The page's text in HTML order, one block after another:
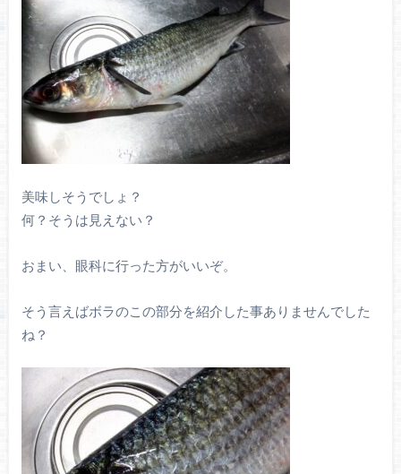
美味しそうでしょ？
何？そうは見えない？
おまい、眼科に行った方がいいぞ。
そう言えばボラのこの部分を紹介した事ありませんでした
ね？